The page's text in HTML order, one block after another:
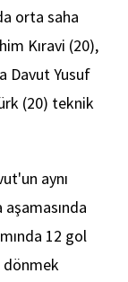
orta saha
Kıravi (20),
Davut Yusuf
(20) teknik
aynı
12 gol
dönmek